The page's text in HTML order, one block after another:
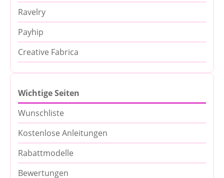
Ravelry
Payhip
Creative Fabrica
Wichtige Seiten
Wunschliste
Kostenlose Anleitungen
Rabattmodelle
Bewertungen